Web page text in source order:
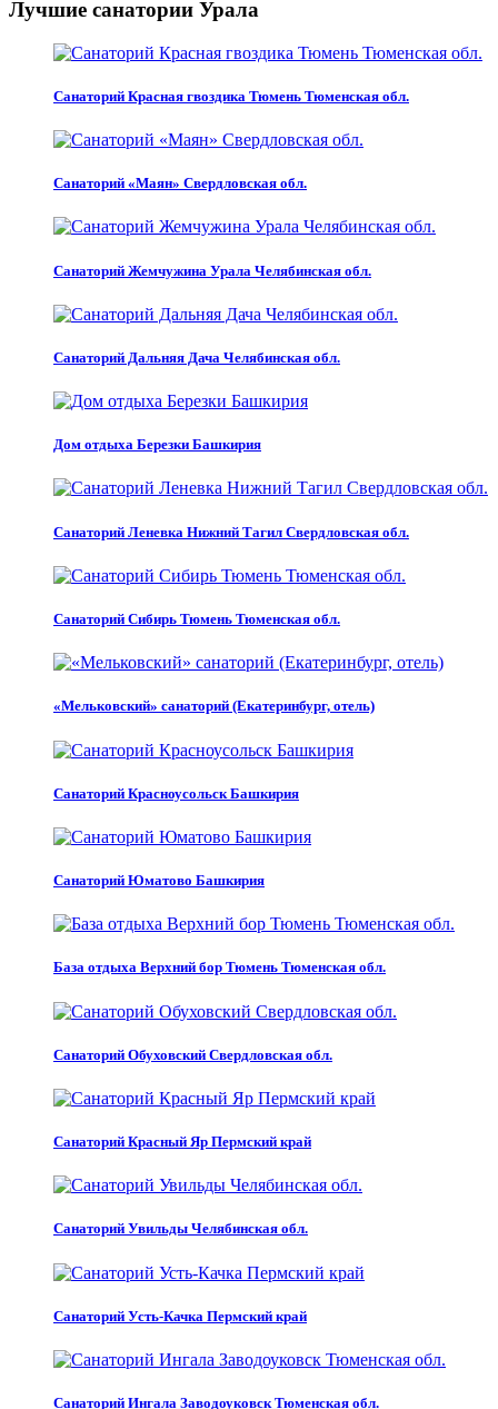
Лучшие санатории Урала
Санаторий Красная гвоздика Тюмень Тюменская обл.
Санаторий «Маян» Свердловская обл.
Санаторий Жемчужина Урала Челябинская обл.
Санаторий Дальняя Дача Челябинская обл.
Дом отдыха Березки Башкирия
Санаторий Леневка Нижний Тагил Свердловская обл.
Санаторий Сибирь Тюмень Тюменская обл.
«Мельковский» санаторий (Екатеринбург, отель)
Санаторий Красноусольск Башкирия
Санаторий Юматово Башкирия
База отдыха Верхний бор Тюмень Тюменская обл.
Санаторий Обуховский Свердловская обл.
Санаторий Красный Яр Пермский край
Санаторий Увильды Челябинская обл.
Санаторий Усть-Качка Пермский край
Санаторий Ингала Заводоуковск Тюменская обл.